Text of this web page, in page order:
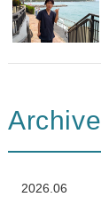
Archive
2026.06